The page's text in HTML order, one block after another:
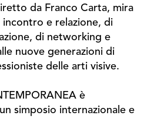
da Franco Carta, mira
e relazione, di
di networking e
nuove generazioni di
delle arti visive.
è
simposio internazionale e